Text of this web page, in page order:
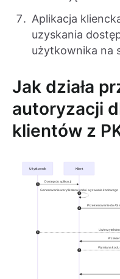
Aplikacja
uzyskania
użytkownika na
Jak działa
autoryzacji
klientów z